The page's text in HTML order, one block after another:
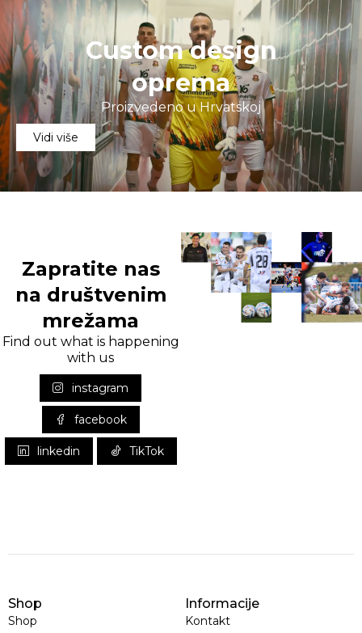
Custom design
oprema
Proizvedeno u Hrvatskoj
Vidi više
Zapratite nas
na društvenim
mrežama
Find out what is happening
with us
instagram
facebook
linkedin TikTok
Shop
Shop
Informacije
Kontakt